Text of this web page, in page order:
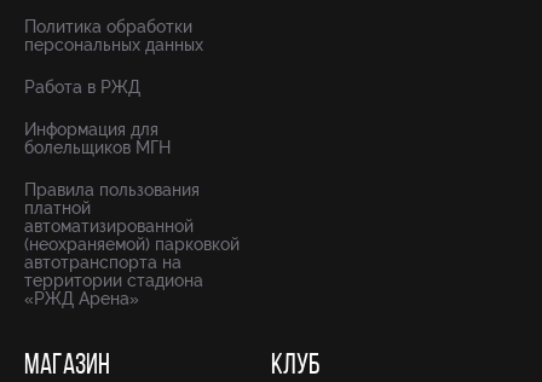
Политика обработки
персональных данных
Работа в РЖД
Информация для
болельщиков МГН
Правила пользования
платной
автоматизированной
(неохраняемой) парковкой
автотранспорта на
территории стадиона
«РЖД Арена»
МАГАЗИН КЛУБ